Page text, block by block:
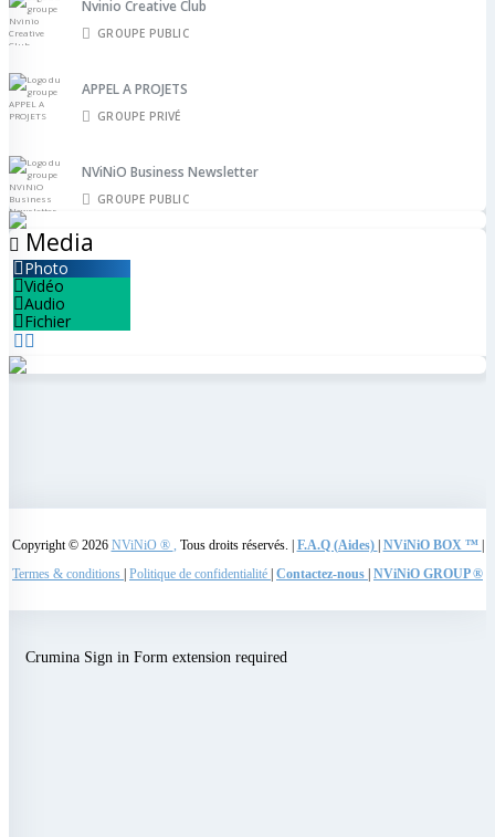
Nvinio Creative Club
GROUPE PUBLIC
APPEL A PROJETS
GROUPE PRIVÉ
NViNiO Business Newsletter
GROUPE PUBLIC
Media
Photo
Vidéo
Audio
Fichier
Copyright © 2026 NViNiO ® Tous droits réservés. | F.A.Q (Aides) | NViNiO BOX ™ |
Termes & conditions | Politique de confidentialité | Contactez-nous | NViNiO GROUP ®
Crumina Sign in Form extension required